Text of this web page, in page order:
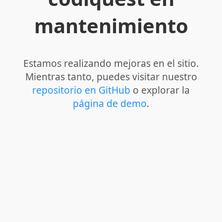
mantenimiento
Estamos realizando mejoras en el sitio.
Mientras tanto, puedes visitar nuestro
repositorio en GitHub o explorar la
página de demo.